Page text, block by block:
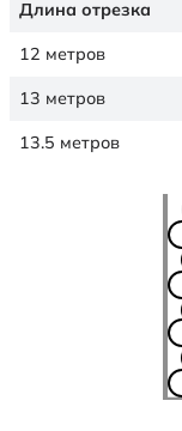
Длина отрезка
12 метров
13 метров
13.5 метров